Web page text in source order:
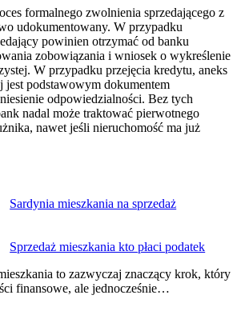
formalnego zwolnienia sprzedającego z
udokumentowany. W przypadku
powinien otrzymać od banku
zobowiązania i wniosek o wykreślenie
W przypadku przejęcia kredytu, aneks
podstawowym dokumentem
odpowiedzialności. Bez tych
nadal może traktować pierwotnego
nawet jeśli nieruchomość ma już
Sardynia mieszkania na sprzedaż
Sprzedaż mieszkania kto płaci podatek
to zazwyczaj znaczący krok, który
finansowe, ale jednocześnie…